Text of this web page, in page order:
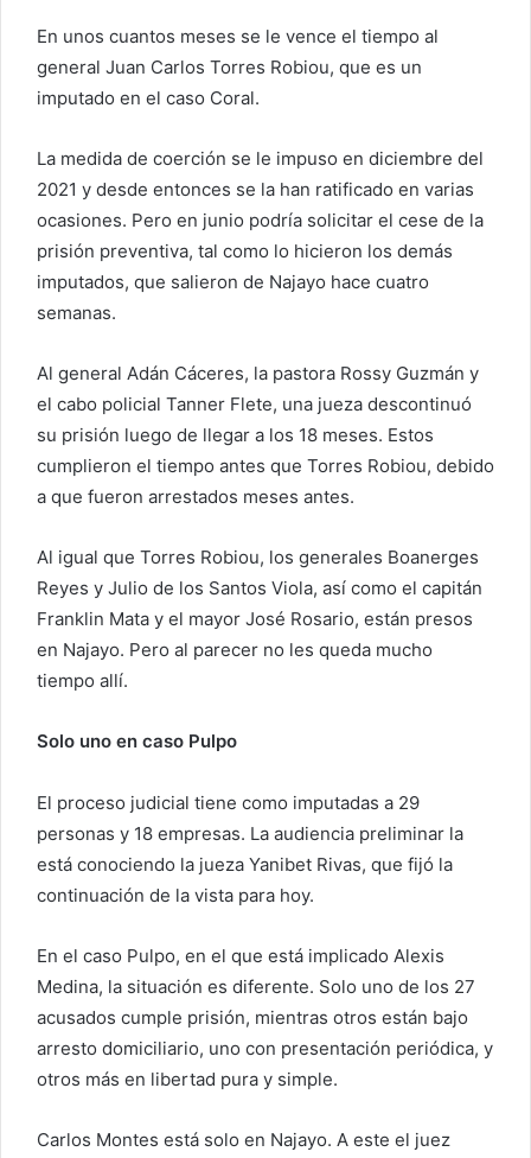
En unos cuantos meses se le vence el tiempo al
general Juan Carlos Torres Robiou, que es un
imputado en el caso Coral.
La medida de coerción se le impuso en diciembre del
2021 y desde entonces se la han ratificado en varias
ocasiones. Pero en junio podría solicitar el cese de la
prisión preventiva, tal como lo hicieron los demás
imputados, que salieron de Najayo hace cuatro
semanas.
Al general Adán Cáceres, la pastora Rossy Guzmán y
el cabo policial Tanner Flete, una jueza descontinuó
su prisión luego de llegar a los 18 meses. Estos
cumplieron el tiempo antes que Torres Robiou, debido
a que fueron arrestados meses antes.
Al igual que Torres Robiou, los generales Boanerges
Reyes y Julio de los Santos Viola, así como el capitán
Franklin Mata y el mayor José Rosario, están presos
en Najayo. Pero al parecer no les queda mucho
tiempo allí.
Solo uno en caso Pulpo
El proceso judicial tiene como imputadas a 29
personas y 18 empresas. La audiencia preliminar la
está conociendo la jueza Yanibet Rivas, que fijó la
continuación de la vista para hoy.
En el caso Pulpo, en el que está implicado Alexis
Medina, la situación es diferente. Solo uno de los 27
acusados cumple prisión, mientras otros están bajo
arresto domiciliario, uno con presentación periódica, y
otros más en libertad pura y simple.
Carlos Montes está solo en Najayo. A este el juez